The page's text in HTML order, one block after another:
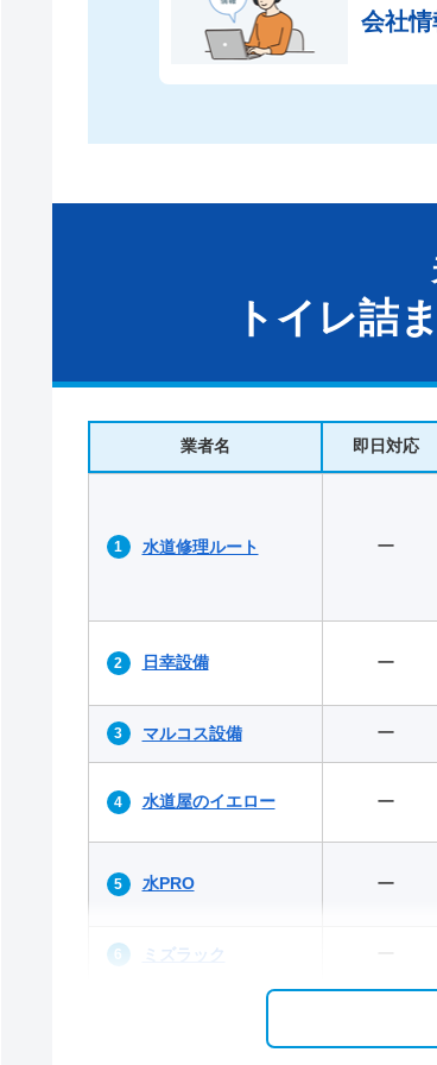
会社
トイレ詰
業者名 即日対応
水道修理ルート ー
日幸設備 ー
マルコス設備 ー
水道屋のイエロー ー
水PRO ー
ミズラック